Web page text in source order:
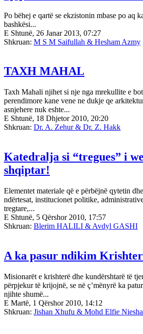
Po bëhej e qartë se ekzistonin mbase po aq
bashkësi...
E Shtunë, 26 Janar 2013, 07:27
Shkruan: M S M Saifullah & Hesham Azmy
TAXH MAHAL
Taxh Mahali njihet si nje nga mrekullite e
perendimore kane vene ne dukje qe
asnjehere nuk eshte...
E Shtunë, 18 Dhjetor 2010, 20:20
Shkruan: Dr. A. Zehur & Dr. Z. Hakk
Katedralja si “tregues” i
shqiptar!
Elementet materiale që e përbëjnë qytetin
ndërtesat, institucionet politike,
tregtare,...
E Shtunë, 5 Qërshor 2010, 17:57
Shkruan: Blerim HALILI & Avdyl GASHI
A ka pasur ndikim
Misionarët e krishterë dhe kundërshtarë të
përpjekur të krijojnë, se në ç’mënyrë ka
njihte shumë...
E Martë, 1 Qërshor 2010, 14:12
Shkruan: Jishan Xhufu & Mohd Elfie